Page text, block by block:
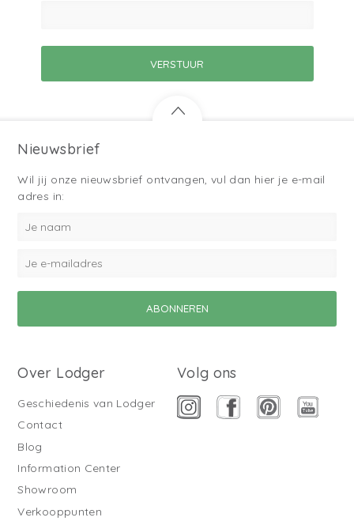
Nieuwsbrief
Wil jij onze nieuwsbrief ontvangen, vul dan hier je e-mail
adres in:
Over Lodger
Geschiedenis van Lodger
Contact
Blog
Information Center
Showroom
Verkooppunten
Volg ons